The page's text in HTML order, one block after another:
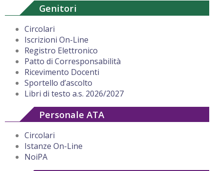
Genitori
Circolari
Iscrizioni On-Line
Registro Elettronico
Patto di Corresponsabilità
Ricevimento Docenti
Sportello d’ascolto
Libri di testo a.s. 2026/2027
Personale ATA
Circolari
Istanze On-Line
NoiPA